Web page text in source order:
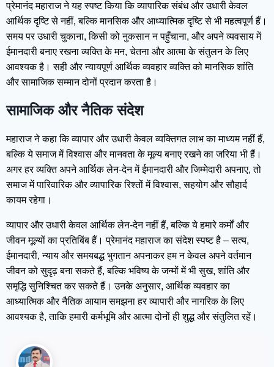
प्रेमानंद महाराज ने यह स्पष्ट किया कि व्यापारिक संबंध और उधारी केवल
आर्थिक दृष्टि से नहीं, बल्कि मानसिक और आध्यात्मिक दृष्टि से भी महत्वपूर्ण हैं।
समय पर उधारी चुकाना, किसी को नुकसान न पहुँचाना, और अपने व्यवसाय में
ईमानदारी बनाए रखना व्यक्ति के मन, चेतना और आत्मा के संतुलन के लिए
आवश्यक है। सही और न्यायपूर्ण आर्थिक व्यवहार व्यक्ति को मानसिक शांति
और सामाजिक सम्मान दोनों प्रदान करता है।
सामाजिक और नैतिक संदेश
महाराज ने कहा कि व्यापार और उधारी केवल व्यक्तिगत लाभ का माध्यम नहीं हैं,
बल्कि ये समाज में विश्वास और मानवता के मूल्य बनाए रखने का जरिया भी हैं।
अगर हर व्यक्ति अपने आर्थिक लेन-देन में ईमानदारी और जिम्मेदारी अपनाए, तो
समाज में पारिवारिक और व्यापारिक रिश्तों में विश्वास, सहयोग और सौहार्द
कायम रहेगा।
व्यापार और उधारी केवल आर्थिक लेन-देन नहीं हैं, बल्कि ये हमारे कर्मों और
जीवन मूल्यों का प्रतिबिंब हैं। प्रेमानंद महाराज का संदेश स्पष्ट है – सत्य,
ईमानदारी, न्याय और समयबद्ध भुगतान अपनाकर हम न केवल अपने वर्तमान
जीवन को सुदृढ़ बना सकते हैं, बल्कि भविष्य के जन्मों में भी सुख, शांति और
समृद्धि सुनिश्चित कर सकते हैं। उनके अनुसार, आर्थिक व्यवहार का
आध्यात्मिक और नैतिक आयाम समझना हर व्यापारी और नागरिक के लिए
आवश्यक है, ताकि हमारी कर्मभूमि और आत्मा दोनों ही शुद्ध और संतुलित रहें।